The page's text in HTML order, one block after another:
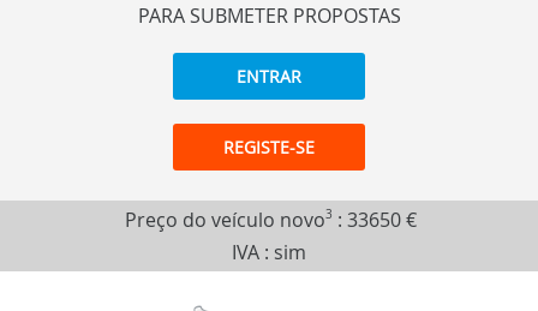
PARA SUBMETER PROPOSTAS
ENTRAR
REGISTE-SE
Preço do veículo novo3 : 33650 €
IVA : sim